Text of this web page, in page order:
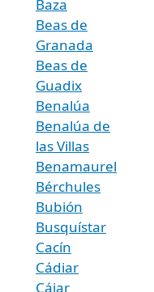
Baza
Beas de
Granada
Beas de
Guadix
Benalúa
Benalúa de
las Villas
Benamaurel
Bérchules
Bubión
Busquístar
Cacín
Cádiar
Cájar